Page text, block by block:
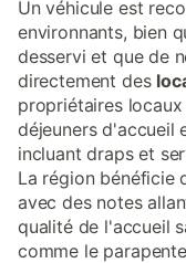
Un véhicule est
environnants, bien
desservi et que de
directement des
propriétaires
déjeuners d'accueil
incluant draps et
La région bénéficie
avec des notes
qualité de l'accueil
comme le